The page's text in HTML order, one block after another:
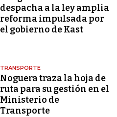
despacha a la ley amplia
reforma impulsada por
el gobierno de Kast
TRANSPORTE
Noguera traza la hoja de
ruta para su gestión en el
Ministerio de
Transporte